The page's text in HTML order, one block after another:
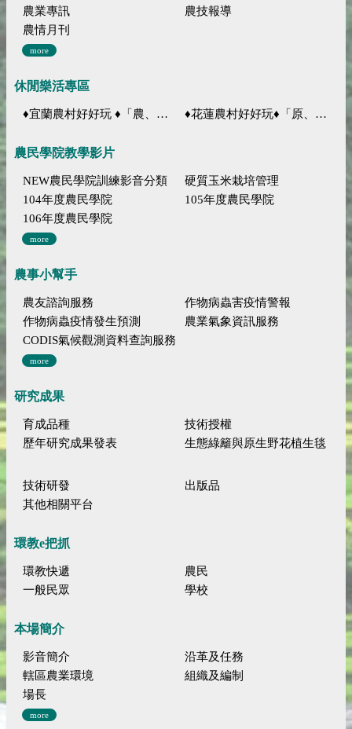
農業專訊
農技報導
農情月刊
more
休閒樂活專區
♦宜蘭農村好好玩 ♦「農、藝、山、水」四條遊程推薦 ♦花蓮農村好好玩♦「原、生、慢、活」四條遊程推薦
農民學院教學影片
NEW農民學院訓練影音分類
硬質玉米栽培管理
104年度農民學院
105年度農民學院
106年度農民學院
more
農事小幫手
農友諮詢服務
作物病蟲害疫情警報
作物病蟲疫情發生預測
農業氣象資訊服務
CODIS氣候觀測資料查詢服務
more
研究成果
育成品種
技術授權
歷年研究成果發表
生態綠籬與原生野花植生毯
技術研發
出版品
其他相關平台
環教e把抓
環教快遞
農民
一般民眾
學校
本場簡介
影音簡介
沿革及任務
轄區農業環境
組織及編制
場長
more